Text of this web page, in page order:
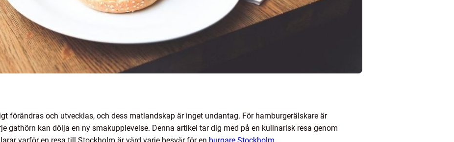
förändras och utvecklas, och dess matlandskap är inget undantag. För hamburgerälskare är
gathörn kan dölja en ny smakupplevelse. Denna artikel tar dig med på en kulinarisk resa genom